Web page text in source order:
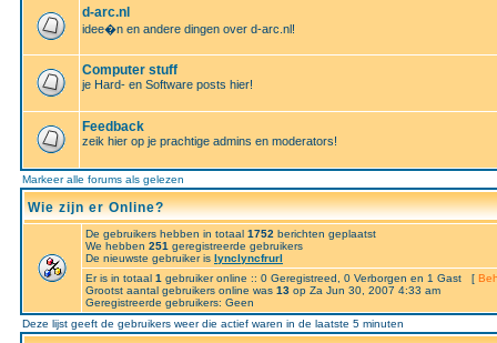
d-arc.nl
idee�n en andere dingen over d-arc.nl!
Computer stuff
je Hard- en Software posts hier!
Feedback
zeik hier op je prachtige admins en moderators!
Markeer alle forums als gelezen
Wie zijn er Online?
De gebruikers hebben in totaal 1752 berichten geplaatst
We hebben 251 geregistreerde gebruikers
De nieuwste gebruiker is lynclyncfrurl
Er is in totaal 1 gebruiker online :: 0 Geregistreed, 0 Verborgen en 1 Gast [
Grootst aantal gebruikers online was 13 op Za Jun 30, 2007 4:33 am
Geregistreerde gebruikers: Geen
Deze lijst geeft de gebruikers weer die actief waren in de laatste 5 minuten